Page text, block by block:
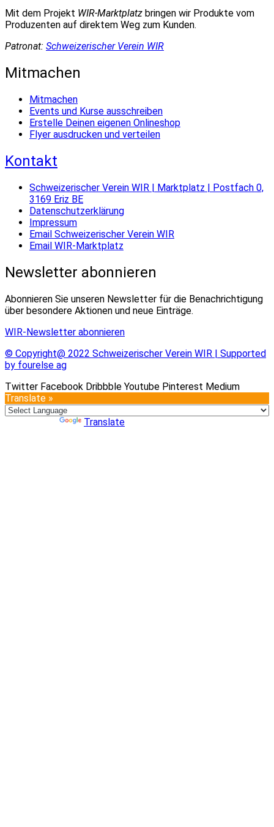
Mit dem Projekt WIR-Marktplatz bringen wir Produkte vom
Produzenten auf direktem Weg zum Kunden.
Patronat: Schweizerischer Verein WIR
Mitmachen
Mitmachen
Events und Kurse ausschreiben
Erstelle Deinen eigenen Onlineshop
Flyer ausdrucken und verteilen
Kontakt
Schweizerischer Verein WIR | Marktplatz | Postfach 0,
3169 Eriz BE
Datenschutzerklärung
Impressum
Email Schweizerischer Verein WIR
Email WIR-Marktplatz
Newsletter abonnieren
Abonnieren Sie unseren Newsletter für die Benachrichtigung
über besondere Aktionen und neue Einträge.
WIR-Newsletter abonnieren
© Copyright@ 2022 Schweizerischer Verein WIR | Supported
by fourelse ag
Twitter Facebook Dribbble Youtube Pinterest Medium
Translate »
Translate